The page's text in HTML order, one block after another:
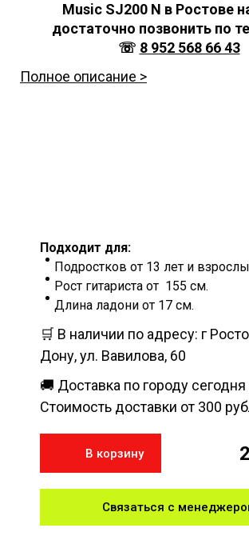
Music SJ200 N в Ростове
достаточно позвонить по
☏ 8 952 568 66 43
Полное описание >
Подходит для:
Подростков от 13 лет и
Рост гитариста от 155 см.
Длина ладони от 17 см.
🛒 В наличии по адресу: г
Дону, ул. Вавилова, 60
🚚 Доставка по городу
Стоимость доставки от 300
В корзину
Связаться с